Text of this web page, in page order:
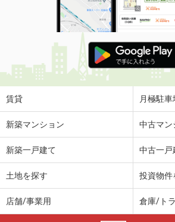
賃貸 月極駐車
新築マンション 中古マン
新築一戸建て 中古一戸
土地を探す 投資物件
店舗/事業用 倉庫/ト